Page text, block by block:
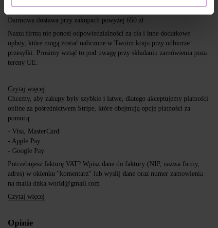
kurierskich DPD, Inpost i Poczta Polska.
Darmowa dostawa przy zakupach powyżej 650 zł.
Nasza firma nie ponosi odpowiedzialności za cła i inne dodatkowe
opłaty, które mogą zostać naliczone w Twoim kraju przy odbiorze
przesyłki. Prosimy wziąć to pod uwagę przy składaniu zamówienia poza
tereny UE.
Czytaj więcej
Chcemy, aby zakupy były szybkie i łatwe, dlatego akceptujemy płatności
online za pośrednictwem Stripe, które obejmują opcję płatności za
pomocą:
- Visa, MasterCard
- Apple Pay
- Google Pay
Potrzebujesz fakturę VAT? Wpisz dane do faktury (NIP, nazwa firmy,
adres) w okienku "komentarz" lub wyslij dane oraz numer zamowienia
na maila dnka.world@gmail.com
Czytaj więcej
Opinie